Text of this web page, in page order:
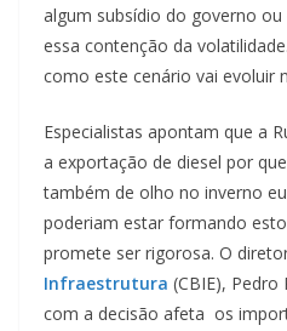
algum subsídio do governo
essa contenção da
como este cenário vai evoluir
Especialistas apontam que a
a exportação de diesel por
também de olho no inverno
poderiam estar formando
promete ser rigorosa. O
Infraestrutura (CBIE), Pedro
com a decisão afeta os